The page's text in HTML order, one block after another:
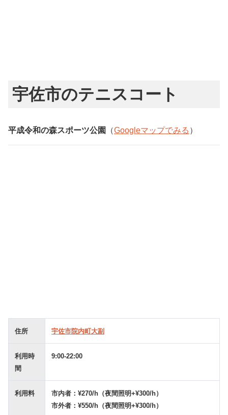
宇佐市のテニスコート
平成令和の森スポーツ公園 （Googleマップでみる ）
住所 宇佐市院内町大副
利用時
間
9:00-22:00
利用料
市内者：¥270/h（夜間照明+¥300/h）
市外者：¥550/h（夜間照明+¥300/h）